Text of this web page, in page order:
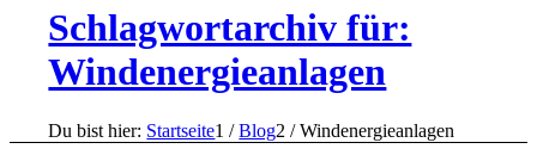
Schlagwortarchiv für:
Windenergieanlagen
Du bist hier: Startseite1 / Blog2 / Windenergieanlagen